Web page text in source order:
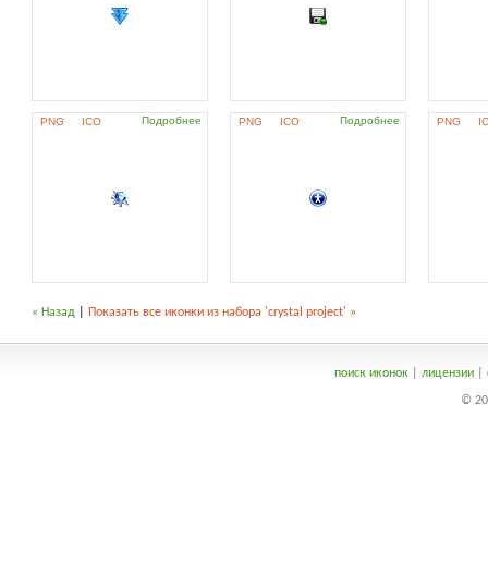
PNG ICO Подробнее PNG ICO Подробнее PNG
« Назад Показать все иконки из набора 'crystal project' »
поиск иконок| лицензии|
©